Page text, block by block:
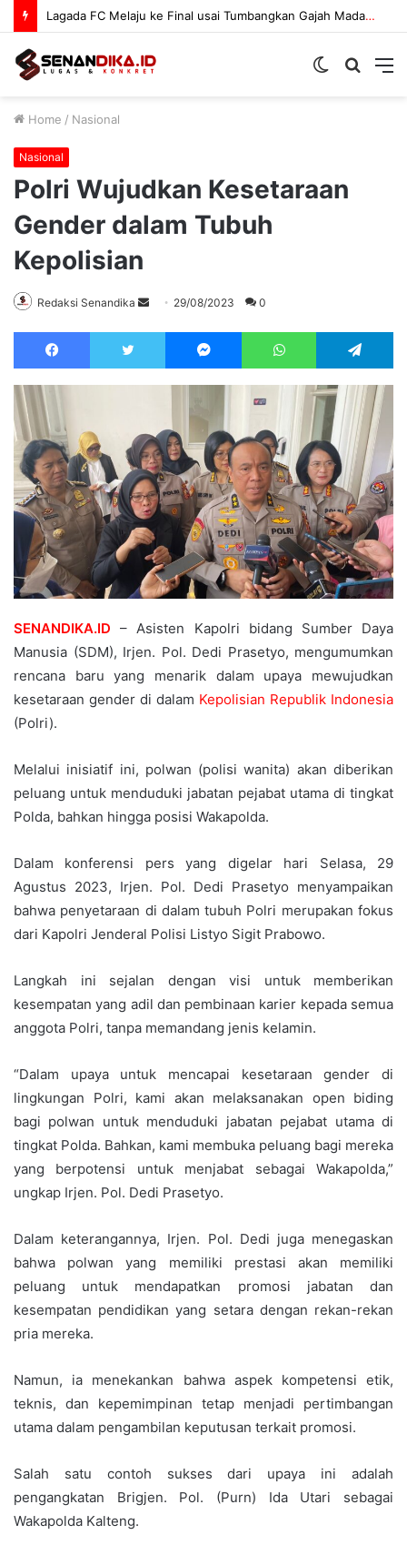
Satresnarkoba Polres Boltara Sosialisasikan Bahaya Narkoba
Search
Switch
Home / Nasional
Nasional
Polri Wujudkan Kesetaraan
Gender dalam Tubuh
Kepolisian
Redaksi Senandika
Send 29/08/2023 0
Facebook Twitter Messenger WhatsApp
SENANDIKA.ID – Asisten Kapolri bidang Sumber Daya
Manusia (SDM), Irjen. Pol. Dedi Prasetyo, mengumumkan
rencana baru yang menarik dalam upaya mewujudkan
kesetaraan gender di dalam Kepolisian Republik Indonesia
(Polri).
Melalui inisiatif ini, polwan (polisi wanita) akan diberikan
peluang untuk menduduki jabatan pejabat utama di tingkat
Polda, bahkan hingga posisi Wakapolda.
Dalam konferensi pers yang digelar hari Selasa, 29
Agustus 2023, Irjen. Pol. Dedi Prasetyo menyampaikan
bahwa penyetaraan di dalam tubuh Polri merupakan fokus
dari Kapolri Jenderal Polisi Listyo Sigit Prabowo.
Langkah ini sejalan dengan visi untuk memberikan
kesempatan yang adil dan pembinaan karier kepada semua
anggota Polri, tanpa memandang jenis kelamin.
“Dalam upaya untuk mencapai kesetaraan gender di
lingkungan Polri, kami akan melaksanakan open biding
bagi polwan untuk menduduki jabatan pejabat utama di
tingkat Polda. Bahkan, kami membuka peluang bagi mereka
yang berpotensi untuk menjabat sebagai Wakapolda,”
ungkap Irjen. Pol. Dedi Prasetyo.
Dalam keterangannya, Irjen. Pol. Dedi juga menegaskan
bahwa polwan yang memiliki prestasi akan memiliki
peluang untuk mendapatkan promosi jabatan dan
kesempatan pendidikan yang setara dengan rekan-rekan
pria mereka.
Namun, ia menekankan bahwa aspek kompetensi etik,
teknis, dan kepemimpinan tetap menjadi pertimbangan
utama dalam pengambilan keputusan terkait promosi.
Salah satu contoh sukses dari upaya ini adalah
pengangkatan Brigjen. Pol. (Purn) Ida Utari sebagai
Wakapolda Kalteng.